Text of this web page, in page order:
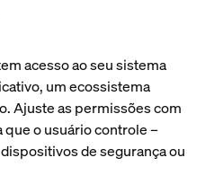
acesso ao seu sistema
um ecossistema
Ajuste as permissões com
que o usuário controle –
de segurança ou